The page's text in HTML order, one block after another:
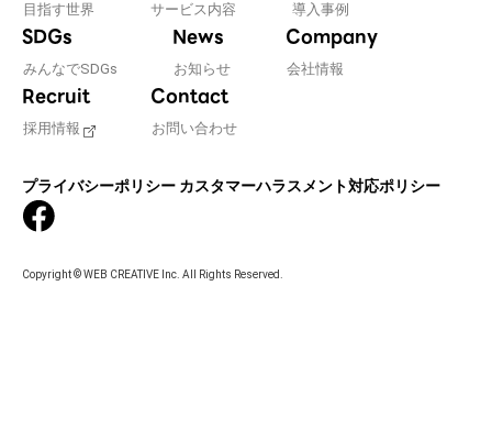
目指す世界 サービス内容 導入事例
SDGs
みんなでSDGs
News
お知らせ
Company
会社情報
Recruit
採用情報
Contact
お問い合わせ
プライバシーポリシー カスタマーハラスメント対応ポリシー
Copyright © WEB CREATIVE Inc. All Rights Reserved.